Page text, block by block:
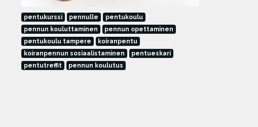
pentukurssi pennulle
pentukoulu
pennun kouluttaminen
pennun opettaminen
pentukoulu tampere
koiranpentu
koiranpennun sosiaalistaminen
pentueskari
pentutreffit
pennun koulutus